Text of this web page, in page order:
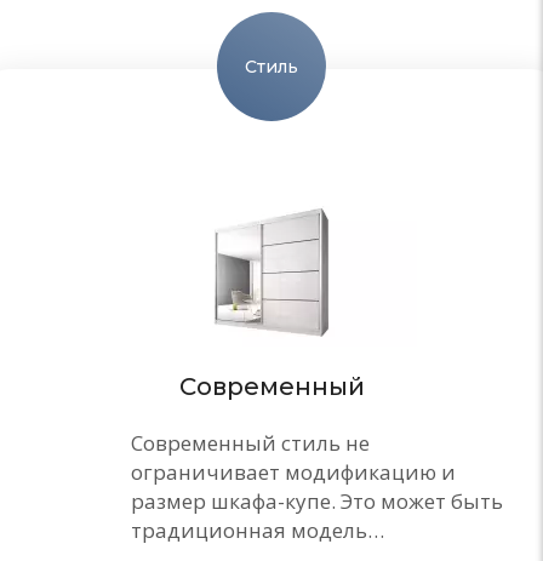
Стиль
Современный
Современный стиль не
ограничивает модификацию и
размер шкафа-купе. Это может быть
традиционная модель…